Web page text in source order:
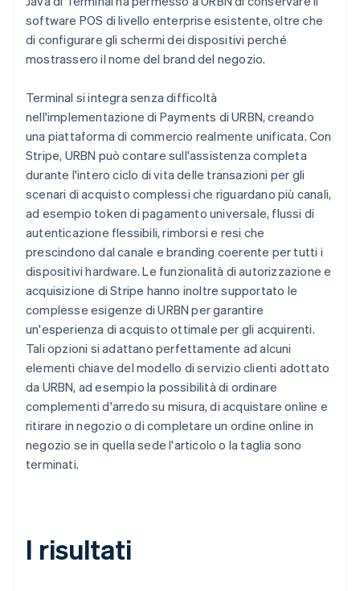
software POS di livello enterprise esistente, oltre che
di configurare gli schermi dei dispositivi perché
mostrassero il nome del brand del negozio.
Terminal si integra senza difficoltà
nell'implementazione di Payments di URBN, creando
una piattaforma di commercio realmente unificata. Con
Stripe, URBN può contare sull'assistenza completa
durante l'intero ciclo di vita delle transazioni per gli
scenari di acquisto complessi che riguardano più canali,
ad esempio token di pagamento universale, flussi di
autenticazione flessibili, rimborsi e resi che
prescindono dal canale e branding coerente per tutti i
dispositivi hardware. Le funzionalità di autorizzazione e
acquisizione di Stripe hanno inoltre supportato le
complesse esigenze di URBN per garantire
un'esperienza di acquisto ottimale per gli acquirenti.
Tali opzioni si adattano perfettamente ad alcuni
elementi chiave del modello di servizio clienti adottato
da URBN, ad esempio la possibilità di ordinare
complementi d'arredo su misura, di acquistare online e
ritirare in negozio o di completare un ordine online in
negozio se in quella sede l'articolo o la taglia sono
terminati.
I risultati